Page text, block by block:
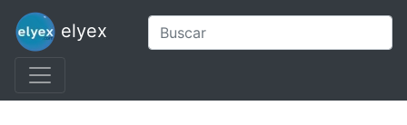
elyex